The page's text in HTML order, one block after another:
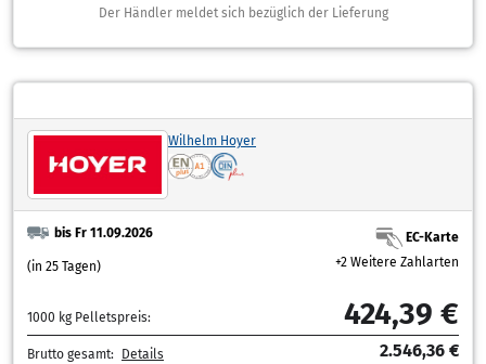
Der Händler meldet sich bezüglich der Lieferung
Wilhelm Hoyer
bis Fr 11.09.2026
(in 25 Tagen)
EC-Karte
+2 Weitere Zahlarten
1000 kg Pelletspreis: 424,39 €
Brutto gesamt: Details 2.546,36 €